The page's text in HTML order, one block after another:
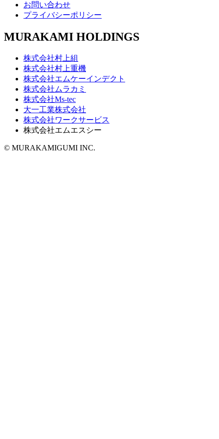
お問い合わせ
プライバシーポリシー
MURAKAMI HOLDINGS
株式会社村上組
株式会社村上重機
株式会社エムケーインデクト
株式会社ムラカミ
株式会社Ms-tec
大一工業株式会社
株式会社ワークサービス
株式会社エムエスシー
© MURAKAMIGUMI INC.